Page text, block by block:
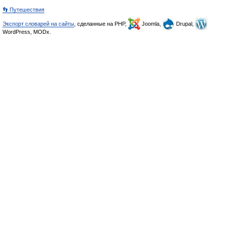
👣 Путешествия
Экспорт словарей на сайты , сделанные на PHP, Joomla,
Drupal,
WordPress, MODx.